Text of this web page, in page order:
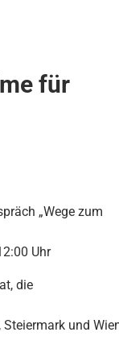
für
„Wege zum
Uhr
die
und